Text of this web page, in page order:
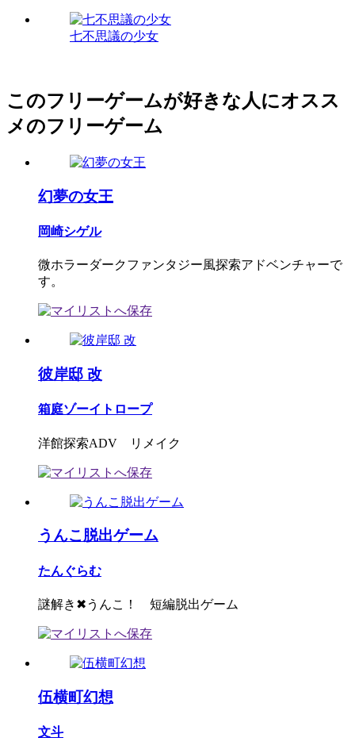
七不思議の少女
このフリーゲームが好きな人にオスス
メのフリーゲーム
幻夢の女王
岡崎シゲル
微ホラーダークファンタジー風探索アドベンチャーで
す。
彼岸邸 改
箱庭ゾーイトロープ
洋館探索ADV リメイク
うんこ脱出ゲーム
たんぐらむ
謎解き✖うんこ！ 短編脱出ゲーム
伍横町幻想
文斗